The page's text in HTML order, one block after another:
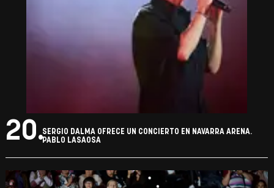
20.SERGIO DALMA OFRECE UN CONCIERTO EN NAVARRA ARENA.
PABLO LASAOSA